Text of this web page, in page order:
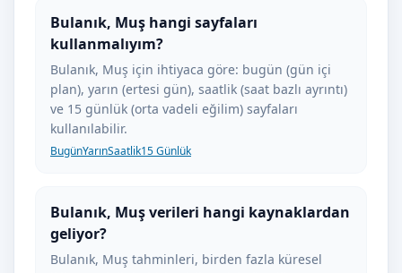
Bulanık, Muş hangi sayfaları
kullanmalıyım?
Bulanık, Muş için ihtiyaca göre: bugün (gün içi
plan), yarın (ertesi gün), saatlik (saat bazlı ayrıntı)
ve 15 günlük (orta vadeli eğilim) sayfaları
kullanılabilir.
BugünYarınSaatlik15 Günlük
Bulanık, Muş verileri hangi kaynaklardan
geliyor?
Bulanık, Muş tahminleri, birden fazla küresel